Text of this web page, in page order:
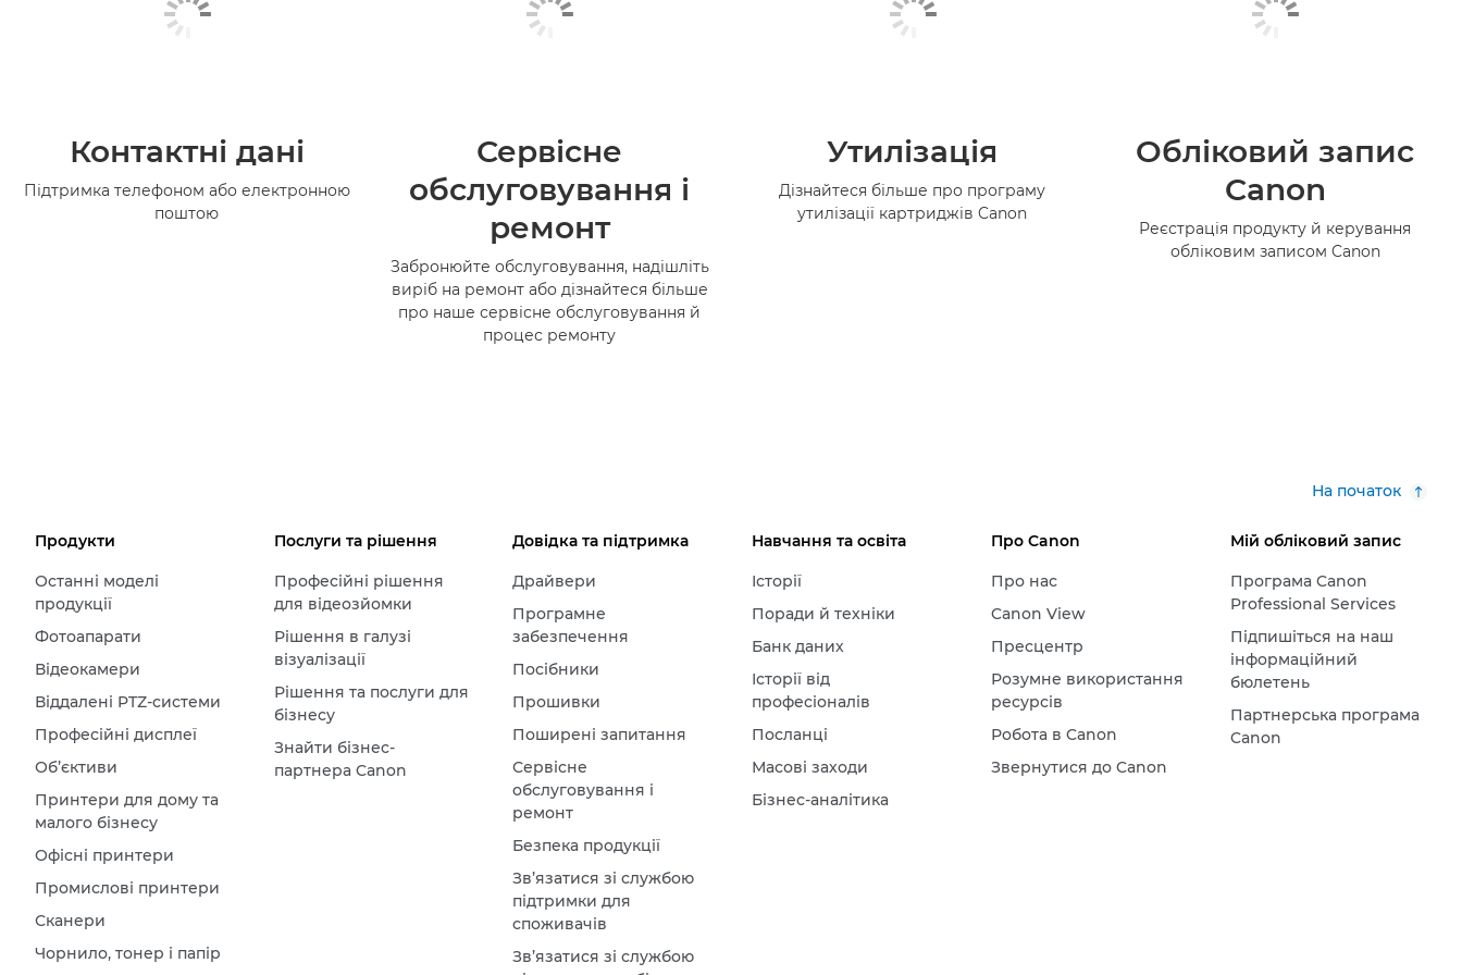
Контактні дані
Підтримка телефоном або електронною
поштою
Сервісне
обслуговування і
ремонт
Забронюйте обслуговування, надішліть
виріб на ремонт або дізнайтеся більше
про наше сервісне обслуговування й
процес ремонту
Утилізація
Дізнайтеся більше про програму
утилізації картриджів Canon
Обліковий запис
Canon
Реєстрація продукту й керування
обліковим записом Canon
На початок
Продукти
Останні моделі
продукції
Фотоапарати
Відеокамери
Віддалені PTZ-системи
Професійні дисплеї
Об’єктиви
Принтери для дому та
малого бізнесу
Офісні принтери
Промислові принтери
Сканери
Чорнило, тонер і папір
Послуги та рішення
Професійні рішення
для відеозйомки
Рішення в галузі
візуалізації
Рішення та послуги для
бізнесу
Знайти бізнес-
партнера Canon
Довідка та підтримка
Драйвери
Програмне
забезпечення
Посібники
Прошивки
Поширені запитання
Сервісне
обслуговування і
ремонт
Безпека продукції
Зв’язатися зі службою
підтримки для
споживачів
Зв’язатися зі службою
Навчання та освіта
Історії
Поради й техніки
Банк даних
Історії від
професіоналів
Посланці
Масові заходи
Бізнес-аналітика
Про Canon
Про нас
Canon View
Пресцентр
Розумне використання
ресурсів
Робота в Canon
Звернутися до Canon
Мій обліковий запис
Програма Canon
Professional Services
Підпишіться на наш
інформаційний
бюлетень
Партнерська програма
Canon